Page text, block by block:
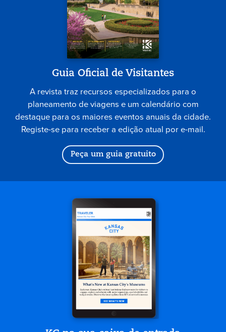
Guia Oficial de Visitantes
A revista traz recursos especializados para o
planeamento de viagens e um calendário com
destaque para os maiores eventos anuais da cidade.
Registe-se para receber a edição atual por e-mail.
Peça um guia gratuito